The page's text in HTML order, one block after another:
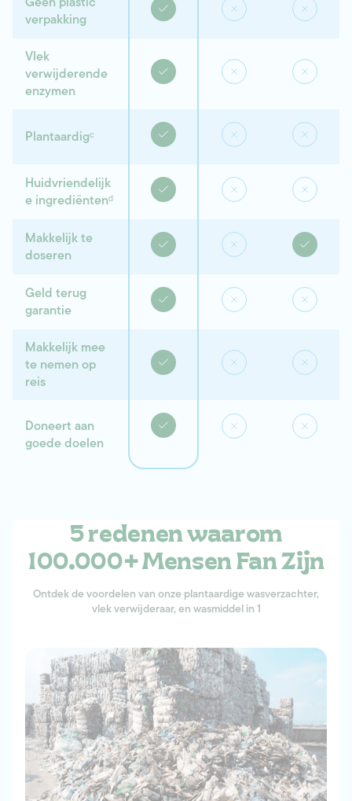
verpakking
Vlek
verwijderende
enzymen
Plantaardigᶜ
Huidvriendelijk
e ingrediëntenᵈ
Makkelijk te
doseren
Geld terug
garantie
Makkelijk mee
te nemen op
reis
Doneert aan
goede doelen
5 redenen waarom
100.000+ Mensen Fan Zijn
Ontdek de voordelen van onze plantaardige wasverzachter,
vlek verwijderaar, en wasmiddel in 1